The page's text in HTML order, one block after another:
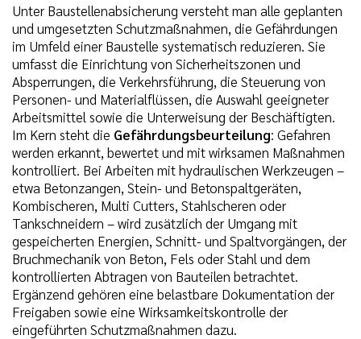
Unter Baustellenabsicherung versteht man alle geplanten
und umgesetzten Schutzmaßnahmen, die Gefährdungen
im Umfeld einer Baustelle systematisch reduzieren. Sie
umfasst die Einrichtung von Sicherheitszonen und
Absperrungen, die Verkehrsführung, die Steuerung von
Personen- und Materialflüssen, die Auswahl geeigneter
Arbeitsmittel sowie die Unterweisung der Beschäftigten.
Im Kern steht die Gefährdungsbeurteilung: Gefahren
werden erkannt, bewertet und mit wirksamen Maßnahmen
kontrolliert. Bei Arbeiten mit hydraulischen Werkzeugen –
etwa Betonzangen, Stein- und Betonspaltgeräten,
Kombischeren, Multi Cutters, Stahlscheren oder
Tankschneidern – wird zusätzlich der Umgang mit
gespeicherten Energien, Schnitt- und Spaltvorgängen, der
Bruchmechanik von Beton, Fels oder Stahl und dem
kontrollierten Abtragen von Bauteilen betrachtet.
Ergänzend gehören eine belastbare Dokumentation der
Freigaben sowie eine Wirksamkeitskontrolle der
eingeführten Schutzmaßnahmen dazu.